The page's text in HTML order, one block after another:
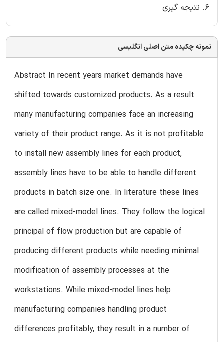
6. نتیجه گیری
نمونه چکیده متن اصلی انگلیسی
Abstract In recent years market demands have
shifted towards customized products. As a result
many manufacturing companies face an increasing
variety of their product range. As it is not profitable
to install new assembly lines for each product,
assembly lines have to be able to handle different
products in batch size one. In literature these lines
are called mixed-model lines. They follow the logical
principal of flow production but are capable of
producing different products while needing minimal
modification of assembly processes at the
workstations. While mixed-model lines help
manufacturing companies handling product
differences profitably, they result in a number of